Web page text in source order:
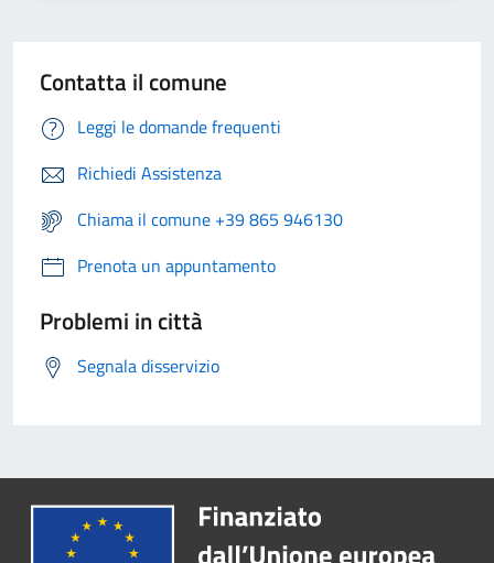
Contatta il comune
Leggi le domande frequenti
Richiedi Assistenza
Chiama il comune +39 865 946130
Prenota un appuntamento
Problemi in città
Segnala disservizio